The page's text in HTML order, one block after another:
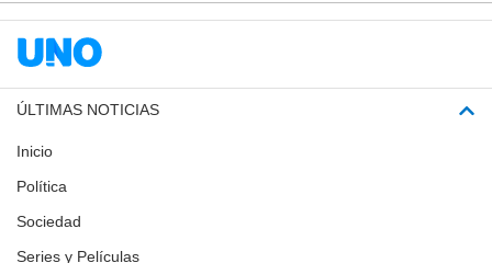
ÚLTIMAS NOTICIAS
Inicio
Política
Sociedad
Series y Películas